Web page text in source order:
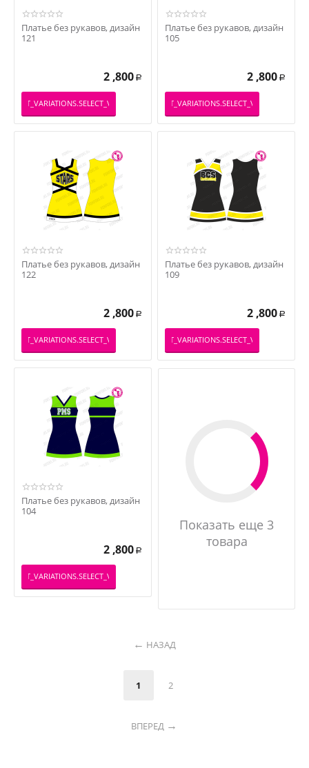
Платье без рукавов, дизайн
121
2 ,800 Р
Платье без рукавов, дизайн
105
2 ,800 Р
_PRODUCT_VARIATIONS.SELECT_VARIATION
Платье без рукавов, дизайн
122
2 ,800 Р
Платье без рукавов, дизайн
109
2 ,800 Р
_PRODUCT_VARIATIONS.SELECT_VARIATION
Платье без рукавов, дизайн
104
2 ,800 Р
Показать еще 3
товара
НАЗАД
1 2
ВПЕРЕД